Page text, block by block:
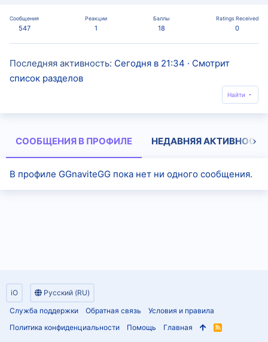
Сообщения
547
Реакции
1
Баллы
18
Ratings Received
0
Последняя активность Сегодня в 21:34 · Смотрит
список разделов
Найти
СООБЩЕНИЯ В ПРОФИЛЕ НЕДАВНЯЯ АКТИВНОСТЬ
В профиле GGnaviteGG пока нет ни одного сообщения.
iO
Русский (RU)
Служба поддержки
Обратная связь
Условия и правила
Политика конфиденциальности
Помощь Главная
R